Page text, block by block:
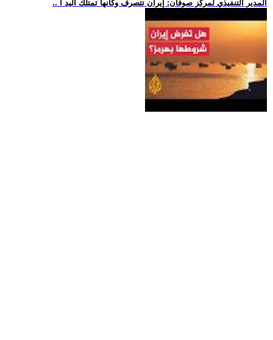
.. المدير التنفيذي لمركز صوفان: إيران تتصرف وكأنها تمتلك اليد ا